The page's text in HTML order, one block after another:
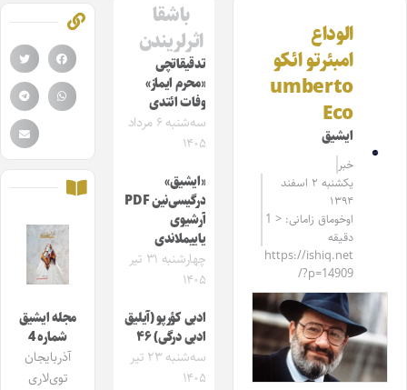
الوداع
امبئرتو ائکو
umberto
Eco
ایشیق
خبر
یکشنبه ۲ اسفند
۱۳۹۴
اوخوماق زامانی: < 1
دقیقه
https://ishiq.net
/?p=14909
باشقا
اثرلریندن
تدقیقاتچی
«محرم ایماز»
وفات ائتدی
سه‌شنبه ۶ مرداد
۱۴۰۵
«ایشیق»
درگیسی‌نین PDF
آرشیوی
یاییملاندی
چهارشنبه ۳۱ تیر
۱۴۰۵
ادبی کؤرپو (آیلیق
ادبی درگی) ۴۶
سه‌شنبه ۲۳ تیر
۱۴۰۵
مجله ایشیق
شماره 4
آذربایجان
توی‌لاری